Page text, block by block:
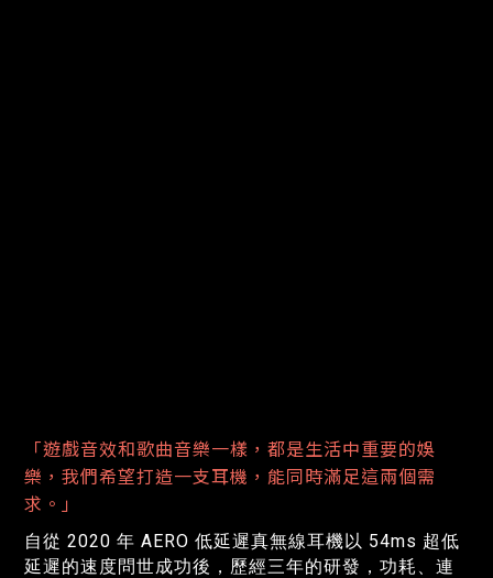
「遊戲音效和歌曲音樂一樣，都是生活中重要的娛
樂，我們希望打造一支耳機，能同時滿足這兩個需
求。」
自從 2020 年 AERO 低延遲真無線耳機以 54ms 超低
延遲的速度問世成功後，歷經三年的研發，功耗、連